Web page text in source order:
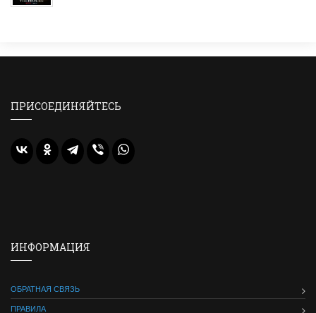
ПРИСОЕДИНЯЙТЕСЬ
ИНФОРМАЦИЯ
ОБРАТНАЯ СВЯЗЬ
ПРАВИЛА